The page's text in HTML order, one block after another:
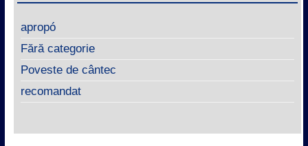
apropó
Fără categorie
Poveste de cântec
recomandat